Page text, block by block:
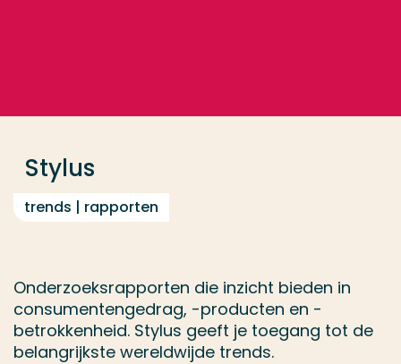
Stylus
trends | rapporten
Onderzoeksrapporten die inzicht bieden in
consumentengedrag, -producten en -
betrokkenheid. Stylus geeft je toegang tot de
belangrijkste wereldwijde trends.
Opleiding
Contact